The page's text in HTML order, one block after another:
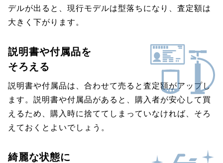
デルが出ると、現行モデルは型落ちになり、査定額は
大きく下がります。
説明書や付属品を
そろえる
説明書や付属品は、合わせて売ると査定額がアップし
ます。説明書や付属品があると、購入者が安心して買
えるため、購入時に捨ててしまっていなければ、そろ
えておくとよいでしょう。
綺麗な状態に